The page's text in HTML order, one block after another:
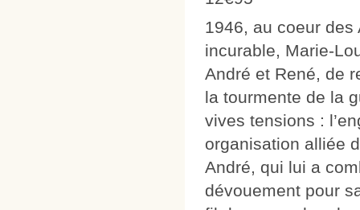
1946, au coeur des
incurable, Marie-
André et René, de
la tourmente de la
vives tensions :
organisation alliée
André, qui lui a
dévouement pour